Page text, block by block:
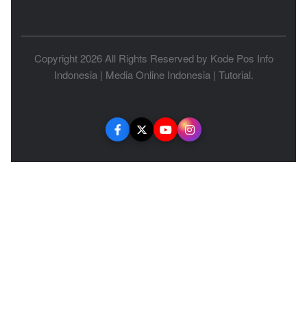
Copyright 2026 All Rights Reserved by Kode Pos Info
Indonesia| Media Online Indonesia| Tutorial.